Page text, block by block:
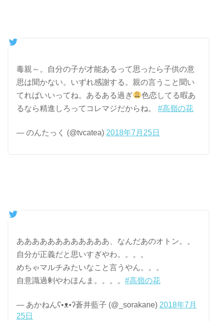
毒親～。自分の子が才能あるって思ったら子供の意
思は聞かない。いずれ感謝する。親の言うこと聞い
てればいいってね。あるある過ぎ
色恋してる暇あ
るなら精進しろってコレマジだからね。#高嶺の花
— のんたっく (@tvcatea) 2018年7月25日
ああああああああああああ、なんだあのオトン。。
自分が正義だと思いすぎやわ。。。。
めちゃマルチみたいなこと言うやん。。。
自意識過剰やわほんま。。。。#高嶺の花
— あかねんʕ•ᴥ•ʔ蒼井藍子 (@_sorakane) 2018年7月
25日